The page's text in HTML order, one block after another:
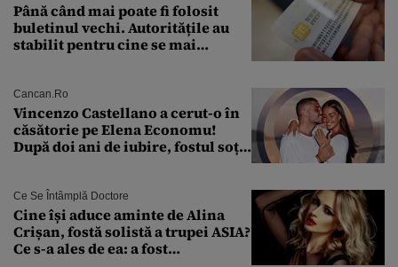
Până când mai poate fi folosit
buletinul vechi. Autoritățile au
stabilit pentru cine se mai
Cancan.ro
Vincenzo Castellano a cerut-o în
căsătorie pe Elena Economu!
După doi ani de iubire, fostul soț
Ce Se Întâmplă Doctore
Cine își aduce aminte de Alina
Crișan, fostă solistă a trupei ASIA?
Ce s-a ales de ea: a fost